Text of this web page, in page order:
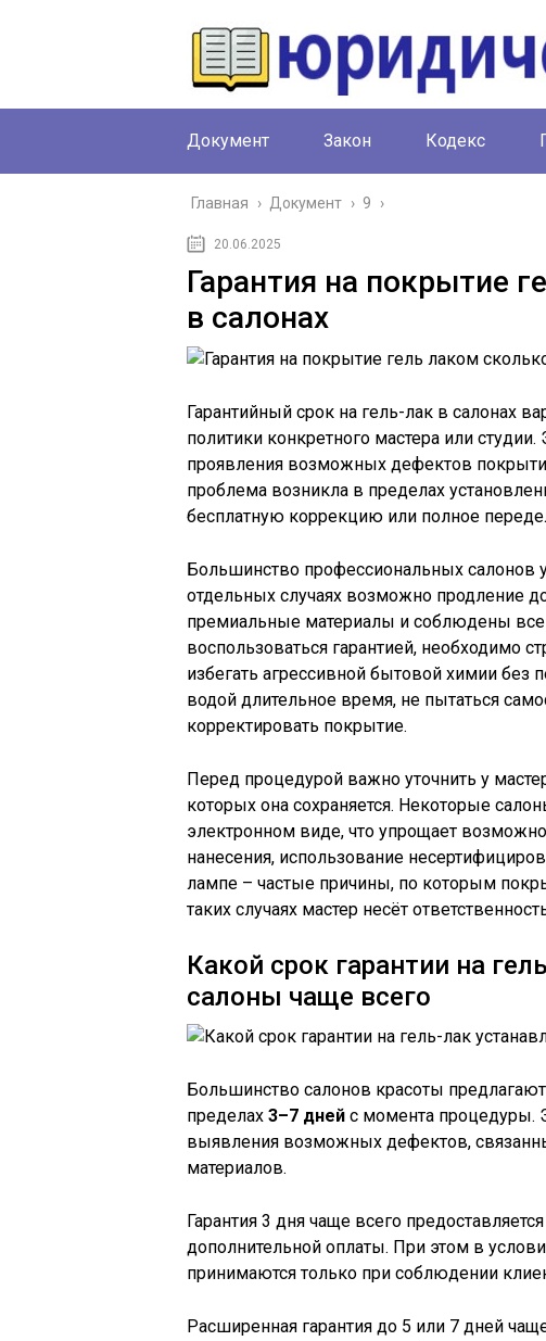
Документ Закон Кодекс
Главная › Документ › 9 ›
20.06.2025
Гарантия на покрытие
в салонах
Гарантийный срок на гель-лак в салонах
политики конкретного мастера или
проявления возможных дефектов
проблема возникла в пределах
бесплатную коррекцию или полное
Большинство профессиональных салонов
отдельных случаях возможно продление
премиальные материалы и соблюдены все
воспользоваться гарантией, необходимо
избегать агрессивной бытовой химии без
водой длительное время, не пытаться
корректировать покрытие.
Перед процедурой важно уточнить у
которых она сохраняется. Некоторые
электронном виде, что упрощает
нанесения, использование
лампе – частые причины, по которым
таких случаях мастер несёт
Какой срок гарантии на
салоны чаще всего
Большинство салонов красоты
пределах 3–7 дней с момента процедуры.
выявления возможных дефектов,
материалов.
Гарантия 3 дня чаще всего
дополнительной оплаты. При этом в
принимаются только при соблюдении
Расширенная гарантия до 5 или 7 дней